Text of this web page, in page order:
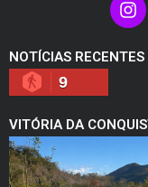
NOTÍCIAS RECENTES
9
VITÓRIA DA